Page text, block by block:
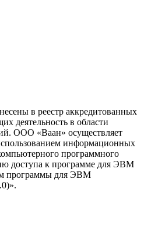
в реестр аккредитованных
деятельность в области
ООО «Ваан» осуществляет
информационных
программного
доступа к программе для ЭВМ
программы для ЭВМ